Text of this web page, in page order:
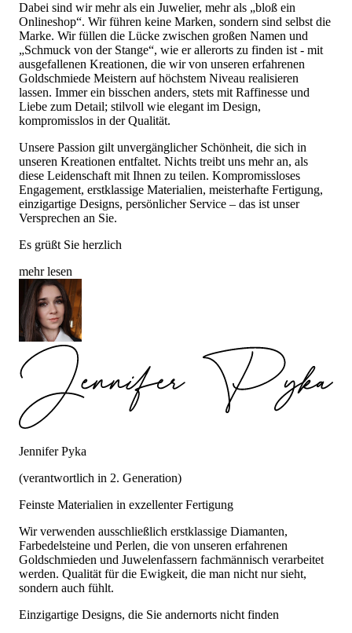
Dabei sind wir mehr als ein Juwelier, mehr als „bloß ein
Onlineshop“. Wir führen keine Marken, sondern sind selbst die
Marke. Wir füllen die Lücke zwischen großen Namen und
„Schmuck von der Stange“, wie er allerorts zu finden ist - mit
ausgefallenen Kreationen, die wir von unseren erfahrenen
Goldschmiede Meistern auf höchstem Niveau realisieren
lassen. Immer ein bisschen anders, stets mit Raffinesse und
Liebe zum Detail; stilvoll wie elegant im Design,
kompromisslos in der Qualität.
Unsere Passion gilt unvergänglicher Schönheit, die sich in
unseren Kreationen entfaltet. Nichts treibt uns mehr an, als
diese Leidenschaft mit Ihnen zu teilen. Kompromissloses
Engagement, erstklassige Materialien, meisterhafte Fertigung,
einzigartige Designs, persönlicher Service – das ist unser
Versprechen an Sie.
Es grüßt Sie herzlich
mehr lesen
Jennifer Pyka
(verantwortlich in 2. Generation)
Feinste Materialien in exzellenter Fertigung
Wir verwenden ausschließlich erstklassige Diamanten,
Farbedelsteine und Perlen, die von unseren erfahrenen
Goldschmieden und Juwelenfassern fachmännisch verarbeitet
werden. Qualität für die Ewigkeit, die man nicht nur sieht,
sondern auch fühlt.
Einzigartige Designs, die Sie andernorts nicht finden